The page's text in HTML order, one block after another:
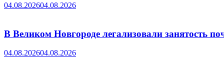
04.08.202604.08.2026
В Великом Новгороде легализовали занятость
04.08.202604.08.2026